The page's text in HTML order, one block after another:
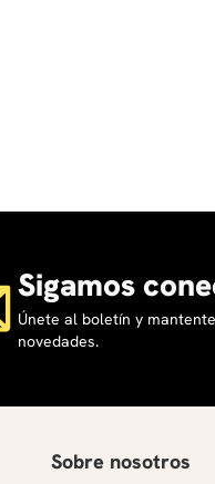
Sigamos
Únete al boletín y
novedades.
Sobre nosotros